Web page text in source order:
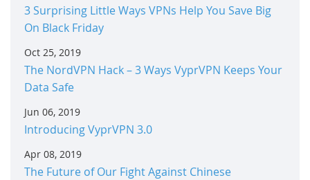
3 Surprising Little Ways VPNs Help You Save Big
On Black Friday
The NordVPN Hack – 3 Ways VyprVPN Keeps Your
Data Safe
Oct 25, 2019
Introducing VyprVPN 3.0
Jun 06, 2019
The Future of Our Fight Against Chinese
Apr 08, 2019